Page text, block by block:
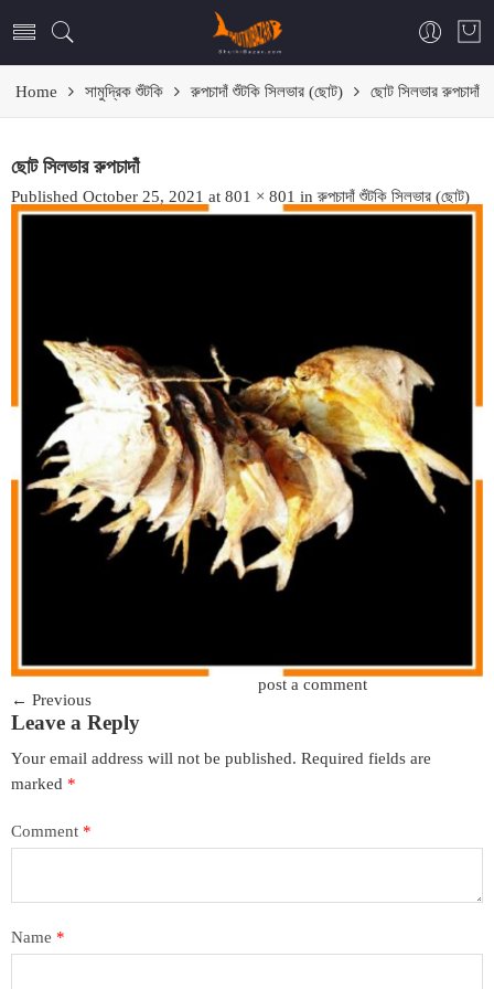
Home সামুদ্রিক শুঁটকি রুপচাদাঁ শুঁটকি সিলভার (ছোট) ছোট সিলভার রুপচাদাঁ
ছোট সিলভার রুপচাদাঁ
Published October 25, 2021 at 801 × 801 inরুপচাদাঁ শুঁটকি সিলভার (ছোট)
post a comment
← Previous
Leave a Reply
Your email address will not be published. Required fields are
marked *
Comment *
Name *